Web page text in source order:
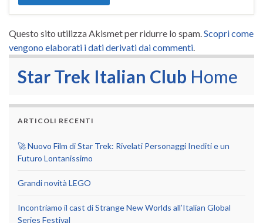
Questo sito utilizza Akismet per ridurre lo spam. Scopri come
vengono elaborati i dati derivati dai commenti
Star Trek Italian Club Home
ARTICOLI RECENTI
🚀 Nuovo Film di Star Trek: Rivelati Personaggi Inediti e un
Futuro Lontanissimo
Grandi novità LEGO
Incontriamo il cast di Strange New Worlds all’Italian Global
Series Festival